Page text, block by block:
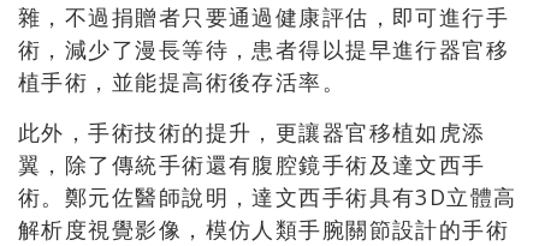
雜，不過捐贈者只要通過健康評估，即可進行手
術，減少了漫長等待，患者得以提早進行器官移
植手術，並能提高術後存活率。
此外，手術技術的提升，更讓器官移植如虎添
翼，除了傳統手術還有腹腔鏡手術及達文西手
術。鄭元佐醫師說明，達文西手術具有3D立體高
解析度視覺影像，模仿人類手腕關節設計的手術